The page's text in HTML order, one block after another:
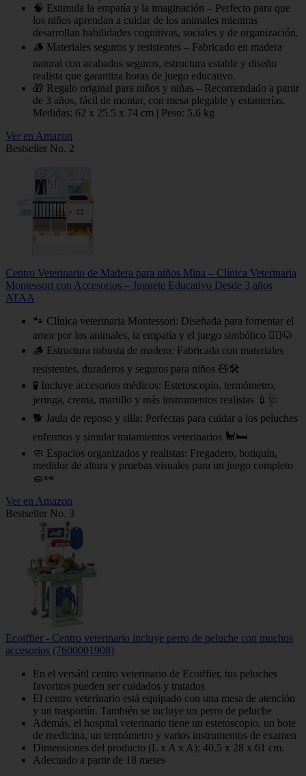
🧠 Estimula la empatía y la imaginación – Perfecto para que
los niños aprendan a cuidar de los animales mientras
desarrollan habilidades cognitivas, sociales y de organización.
🪵 Materiales seguros y resistentes – Fabricado en madera
natural con acabados seguros, estructura estable y diseño
realista que garantiza horas de juego educativo.
🎁 Regalo original para niños y niñas – Recomendado a partir
de 3 años, fácil de montar, con mesa plegable y estanterías.
Medidas: 62 x 25.5 x 74 cm | Peso: 5.6 kg
Ver en Amazon
Bestseller No. 2
Centro Veterinario de Madera para niños Mina – Clínica Veterinaria
Montessori con Accesorios – Juguete Educativo Desde 3 años
ATAA
🐾 Clínica veterinaria Montessori: Diseñada para fomentar el
amor por los animales, la empatía y el juego simbólico 👩‍⚕️🐶
🪵 Estructura robusta de madera: Fabricada con materiales
resistentes, duraderos y seguros para niños 🧸🛠
🧪 Incluye accesorios médicos: Estetoscopio, termómetro,
jeringa, crema, martillo y más instrumentos realistas 💉🩺
🐕 Jaula de reposo y silla: Perfectas para cuidar a los peluches
enfermos y simular tratamientos veterinarios 🐩🛏
🧼 Espacios organizados y realistas: Fregadero, botiquín,
medidor de altura y pruebas visuales para un juego completo
🧽👀
Ver en Amazon
Bestseller No. 3
Ecoiffier - Centro veterinario incluye perro de peluche con muchos
accesorios (7600001908)
En el versátil centro veterinario de Ecoiffier, tus peluches
favoritos pueden ser cuidados y tratados
El centro veterinario está equipado con una mesa de atención
y un trasportín. También se incluye un perro de peluche
Además, el hospital veterinario tiene un estetoscopio, un bote
de medicina, un termómetro y varios instrumentos de examen
Dimensiones del producto (L x A x A): 40.5 x 28 x 61 cm.
Adecuado a partir de 18 meses